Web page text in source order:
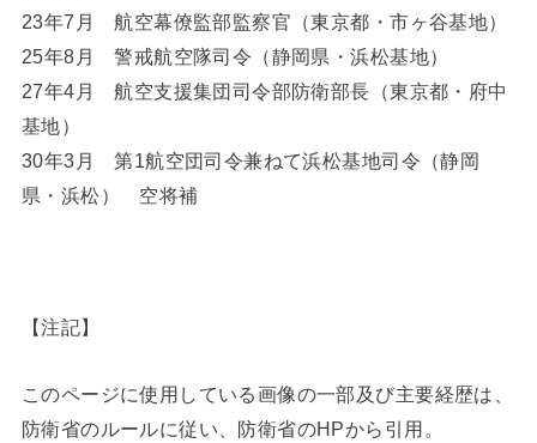
23年7月 航空幕僚監部監察官（東京都・市ヶ谷基地）
25年8月 警戒航空隊司令（静岡県・浜松基地）
27年4月 航空支援集団司令部防衛部長（東京都・府中
基地）
30年3月 第1航空団司令兼ねて浜松基地司令（静岡
県・浜松） 空将補
【注記】
このページに使用している画像の一部及び主要経歴は、
防衛省のルールに従い、防衛省のHPから引用。